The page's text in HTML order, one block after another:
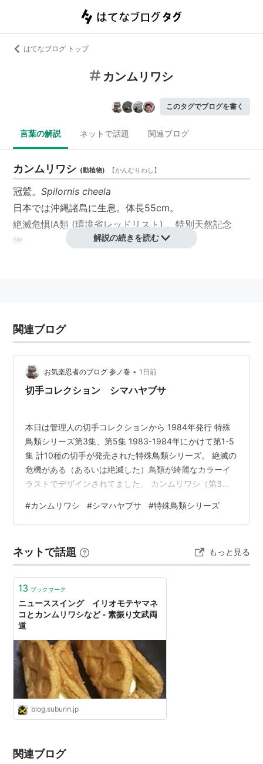
はてなブログ トップ
カンムリワシ
このタグでブログを書く
言葉の解説 ネットで話題 関連ブログ
カンムリワシ (動植物) 【かんむりわし 】
冠鷲。Spilornis cheela
日本では沖縄諸島に生息。体長55cm。
絶滅危惧IA類 (環境省レッドリスト) 。特別天然記念
物。
解説の続きを読む
関連ブログ
お気楽忍者のブログ 参ノ巻 • 1日前
切手コレクション シマハヤブサ
本日は管理人の切手コレクションから 1984年発行 特殊
鳥類シリーズ第3集、第5集 1983-1984年にかけて第1-5
集 計10種の切手が発売された特殊鳥類シリーズ。 絶滅の
危機がある（あるいは絶滅した）鳥類が綺麗なカラーイ
ラストでデザインされてました。 カンムリワシ（第3
滅危惧IA類。 ハヤブサは世界各地に分布する鳥類です
が、日本の北硫黄島に生息していた固有亜種のシマハヤ
太平洋戦争で人が入植してことにより持ち込まれた外来
種のネズミによって島の環境が変化し、シマハヤブサの
餌となっていた海鳥…
#カンムリワシ #シマハヤブサ #特殊鳥類シリーズ
ネットで話題 もっと見る
13 ブックマーク
ニューススイング イリオモテヤマネ
コとカンムリワシなど - 素振り文武両
道
blog.suburin.jp
関連ブログ